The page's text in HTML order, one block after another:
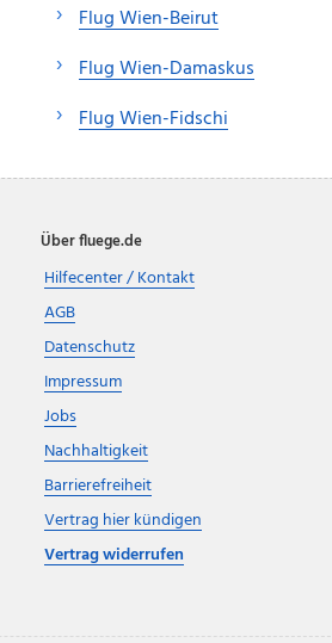
Flug Wien-Beirut
Flug Wien-Damaskus
Flug Wien-Fidschi